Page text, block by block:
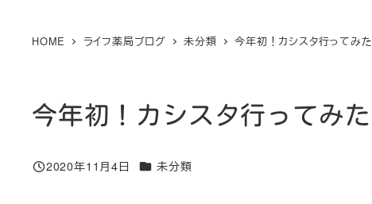
HOME ライフ薬局ブログ 未分類 今年初！カシスタ行ってみた
今年初！カシスタ行ってみた
投稿日
2020年11月4日 カテゴリー
未分類